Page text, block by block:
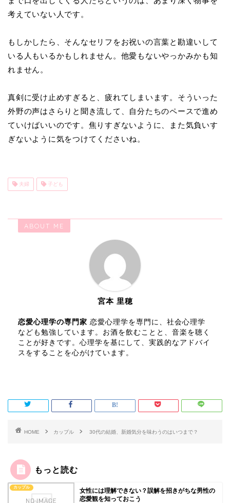
考えていない人です。
もしかしたら、そんなセリフをお祝いの言葉と勘違いして
いる人もいるかもしれません。他愛もないやっかみかも知
れません。
真剣に受け止めすぎると、疲れてしまいます。そういった
外野の声はさらりと聞き流して、自分たちのペースで進め
ていけばいいのです。焦りすぎないように、また気負いす
ぎないように気をつけてくださいね。
夫婦 子ども
ABOUT ME
宮本 里穂
恋愛心理学の専門家 恋愛心理学を専門に、社会心理学
なども勉強しています。お酒を飲むことと、音楽を聴く
ことが好きです。心理学を基にして、実践的なアドバイ
スをすることを心がけています。
HOME カップル 30代の結婚、新婚気分を味わうのはいつまで？
もっと読む
カップル
女性には理解できない？誤解を招きがちな男性の
恋愛観を知っておこう